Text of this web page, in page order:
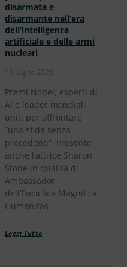
disarmata e
disarmante nell’era
dell’intelligenza
artificiale e delle armi
nucleari
16 Luglio 2026
Premi Nobel, esperti di
AI e leader mondiali
uniti per affrontare
“una sfida senza
precedenti”. Presente
anche l’attrice Sharon
Stone in qualità di
Ambassador
dell’Enciclica Magnifica
Humanitas
Leggi Tutto